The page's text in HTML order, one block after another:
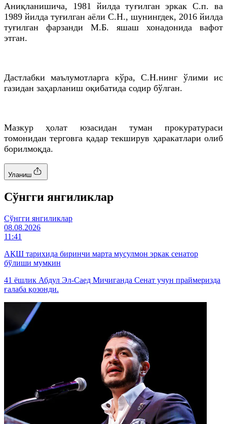
Аниқланишича, 1981 йилда туғилган эркак С.п. ва
1989 йилда туғилган аёли С.Н., шунингдек, 2016 йилда
туғилган фарзанди М.Б. яшаш хонадонида вафот
этган.
Дастлабки маълумотларга кўра, С.Н.нинг ўлими ис
газидан заҳарланиш оқибатида содир бўлган.
Мазкур ҳолат юзасидан туман прокуратураси
томонидан терговга қадар текширув ҳаракатлари олиб
борилмоқда.
Уланиш
Cўнгги янгиликлар
Cўнгги янгиликлар
08.08.2026
11:41
АҚШ тарихида биринчи марта мусулмон эркак сенатор
бўлиши мумкин
41 ёшлик Абдул Эл-Саед Мичиганда Сенат учун праймеризда
ғалаба қозонди.